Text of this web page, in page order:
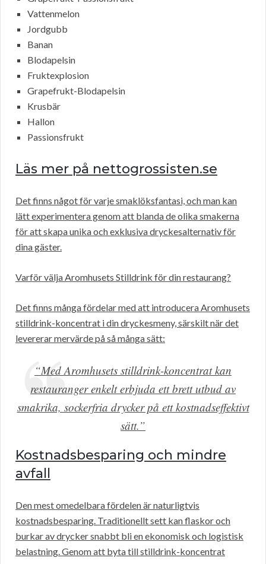
Vattenmelon
Jordgubb
Banan
Blodapelsin
Fruktexplosion
Grapefrukt-Blodapelsin
Krusbär
Hallon
Passionsfrukt
Läs mer på nettogrossisten.se
Det finns något för varje smaklöksfantasi, och man kan
lätt experimentera genom att blanda de olika smakerna
för att skapa unika och exklusiva dryckesalternativ för
dina gäster.
Varför välja Aromhusets Stilldrink för din restaurang?
Det finns många fördelar med att introducera Aromhusets
stilldrink-koncentrat i din dryckesmeny, särskilt när det
levererar mervärde på så många sätt:
“Med Aromhusets stilldrink-koncentrat kan
restauranger enkelt erbjuda ett brett utbud av
smakrika, sockerfria drycker på ett kostnadseffektivt
sätt.”
Kostnadsbesparing och mindre
avfall
Den mest omedelbara fördelen är naturligtvis
kostnadsbesparing. Traditionellt sett kan flaskor och
burkar av drycker snabbt bli en ekonomisk och logistisk
belastning. Genom att byta till stilldrink-koncentrat